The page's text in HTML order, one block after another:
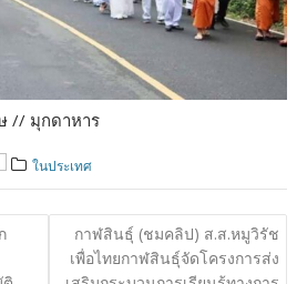
// มุกดาหาร
ในประเทศ
กาฬสินธุ์ (ชมคลิป) ส.ส.หมูวิรัช
เพื่อไทยกาฬสินธุ์จัดโครงการส่ง